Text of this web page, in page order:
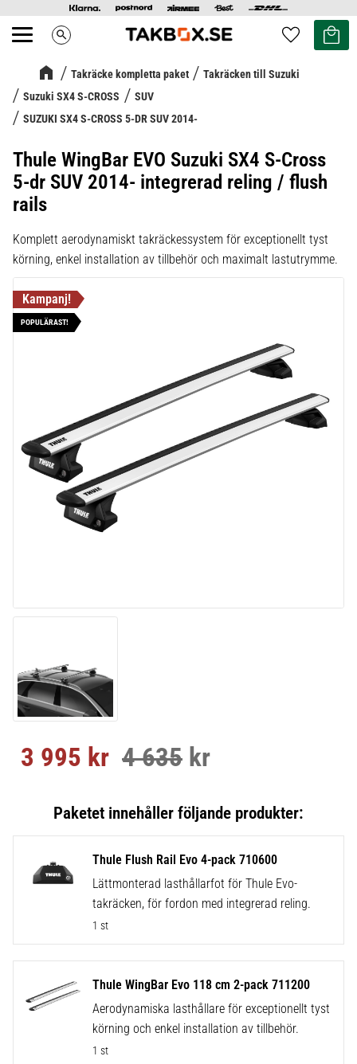
Meny search Favoriter
Kundvagn
Takräcke kompletta paket
Takräcken till Suzuki
Suzuki SX4 S-CROSS
SUV
SUZUKI SX4 S-CROSS 5-DR SUV 2014-
Thule WingBar EVO Suzuki SX4 S-Cross
5-dr SUV 2014- integrerad reling / flush
rails
Komplett aerodynamiskt takräckessystem för exceptionellt tyst
körning, enkel installation av tillbehör och maximalt lastutrymme.
POPULÄRAST!
Nedsatt pris:
3 995 kr Ordinarie pris:
4 635 kr
Thule Flush Rail Evo 4-pack 710600
Lättmonterad lasthållarfot för Thule Evo-
takräcken, för fordon med integrerad reling.
1 st
Thule WingBar Evo 118 cm 2-pack 711200
Aerodynamiska lasthållare för exceptionellt tyst
körning och enkel installation av tillbehör.
1 st